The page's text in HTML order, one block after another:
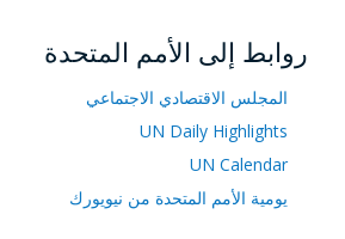
روابط إلى الأمم المتحدة
المجلس الاقتصادي الاجتماعي
UN Daily Highlights
UN Calendar
يومية الأمم المتحدة من نيويورك